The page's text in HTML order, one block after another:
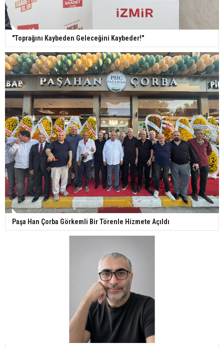
"Toprağını Kaybeden Geleceğini Kaybeder!"
Paşa Han Çorba Görkemli Bir Törenle Hizmete Açıldı